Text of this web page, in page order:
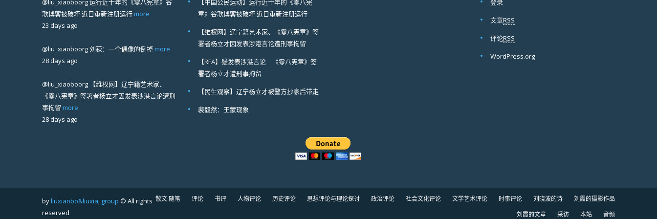
@liu_xiaoboorg运行近十年的《零八宪章》谷
歌博客被破坏 近日重新注册运行 more
23 days ago
@liu_xiaoboorg刘荻：一个偶像的倒掉 more
28 days ago
@liu_xiaoboorg 【维权网】辽宁籍艺术家、
《零八宪章》签署者杨立才因发表涉港言论遭刑
事拘留 more
28 days ago
【中国公民运动】运行近十年的《零八宪
章》谷歌博客被破坏 近日重新注册运行
【维权网】辽宁籍艺术家、《零八宪章》签
署者杨立才因发表涉港言论遭刑事拘留
【RFA】疑发表涉港言论 《零八宪章》签
署者杨立才遭刑事拘留
【民生观察】辽宁杨立才被警方抄家后带走
裴毅然：王蒙现象
登录
文章RSS
评论RSS
WordPress.org
byliuxiaobo&liuxia; group © All rights
reserved
散文·随笔 评论 书评 人物评论 历史评论 思想评论与理论探讨 政治评论 社会文化评论 文学艺术评论 时事评论 刘晓波的诗
刘霞的摄影作品
刘霞的文章
采访 本站 音频